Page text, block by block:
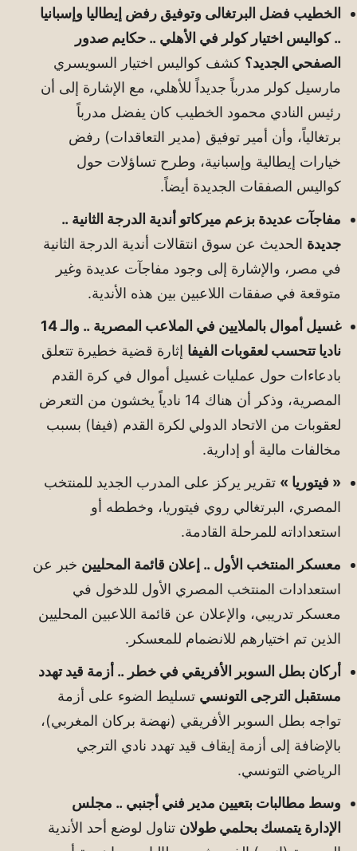
الخطيب فضل البرتغالى وتوفيق رفض إيطاليا وإسبانيا
.. كواليس اختيار كولر في الأهلي .. حكايم صدور
الصفحي الجديد؟ كشف كواليس اختيار السويسري
مارسيل كولر مدرباً جديداً للأهلي، مع الإشارة إلى أن
رئيس النادي محمود الخطيب كان يفضل مدرباً
برتغالياً، وأن أمير توفيق (مدير التعاقدات) رفض
خيارات إيطالية وإسبانية، وطرح تساؤلات حول
كواليس الصفقات الجديدة أيضاً.
مفاجآت عديدة بزعم ميركاتو أندية الدرجة الثانية ..
جديدة الحديث عن سوق انتقالات أندية الدرجة الثانية
في مصر، والإشارة إلى وجود مفاجآت عديدة وغير
متوقعة في صفقات اللاعبين بين هذه الأندية.
غسيل أموال بالملايين في الملاعب المصرية .. والـ 14
ناديا تتحسب لعقوبات الفيفا إثارة قضية خطيرة تتعلق
بادعاءات حول عمليات غسيل أموال في كرة القدم
المصرية، وذكر أن هناك 14 نادياً يخشون من التعرض
لعقوبات من الاتحاد الدولي لكرة القدم (فيفا) بسبب
مخالفات مالية أو إدارية.
« فيتوريا » تقرير يركز على المدرب الجديد للمنتخب
المصري، البرتغالي روي فيتوريا، وخططه أو
استعداداته للمرحلة القادمة.
معسكر المنتخب الأول .. إعلان قائمة المحليين خبر عن
استعدادات المنتخب المصري الأول للدخول في
معسكر تدريبي، والإعلان عن قائمة اللاعبين المحليين
الذين تم اختيارهم للانضمام للمعسكر.
أركان بطل السوبر الأفريقي في خطر .. أزمة قيد تهدد
مستقبل الترجى التونسي تسليط الضوء على أزمة
تواجه بطل السوبر الأفريقي (نهضة بركان المغربي)،
بالإضافة إلى أزمة إيقاف قيد تهدد نادي الترجي
الرياضي التونسي.
وسط مطالبات بتعيين مدير فني أجنبي .. مجلس
الإدارة يتمسك بحلمي طولان تناول لوضع أحد الأندية